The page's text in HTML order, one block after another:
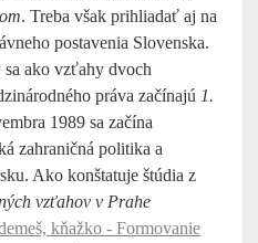
. Treba však prihliadať aj na
postavenia Slovenska.
ako vzťahy dvoch
práva začínajú 1.
1989 sa začína
zahraničná politika a
Ako konštatuje štúdia z
vzťahov v Prahe
kňažko - Formovanie